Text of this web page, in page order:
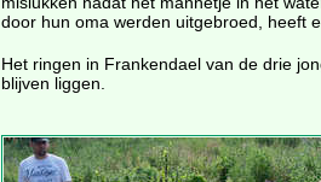
door hun oma werden uitgebroed, heeft
Het ringen in Frankendael van de drie
blijven liggen.